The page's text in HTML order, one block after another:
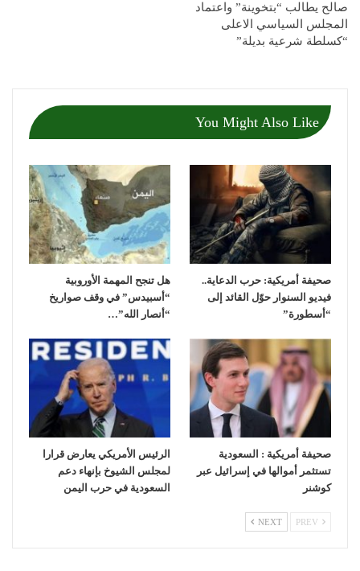
صالح يطالب “بتخوينة” واعتماد
المجلس السياسي الاعلى
“كسلطة شرعية بديلة”
You Might Also Like
صحيفة أمريكية: حرب الدعاية..
فيديو السنوار حوّل القائد إلى
“أسطورة”
هل تنجح المهمة الأوروبية
“أسبيدس” في وقف صواريخ
“أنصار الله”…
صحيفة أمريكية : السعودية
تستثمر أموالها في إسرائيل عبر
كوشنر
الرئيس الأمريكي يعارض قرارا
لمجلس الشيوخ بإنهاء دعم
السعودية في حرب اليمن
NEXT